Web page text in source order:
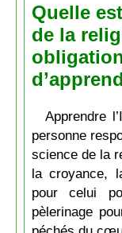
Quelle
de la
Apprendre
personne
science de la
la croyance,
pour celui
pèlerinage